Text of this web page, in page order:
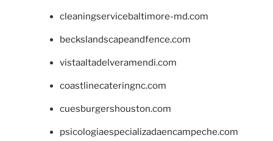
cleaningservicebaltimore-md.com
beckslandscapeandfence.com
vistaaltadelveramendi.com
coastlinecateringnc.com
cuesburgershouston.com
psicologiaespecializadaencampeche.com